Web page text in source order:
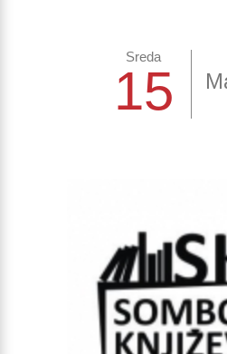
Sreda
15